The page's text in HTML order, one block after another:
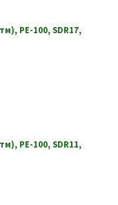
РЕ-100, SDR17,
РЕ-100, SDR11,